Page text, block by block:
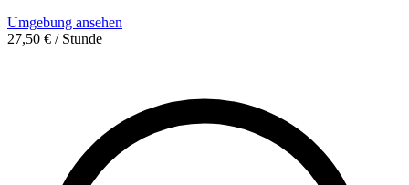
Umgebung ansehen
27,50 € / Stunde